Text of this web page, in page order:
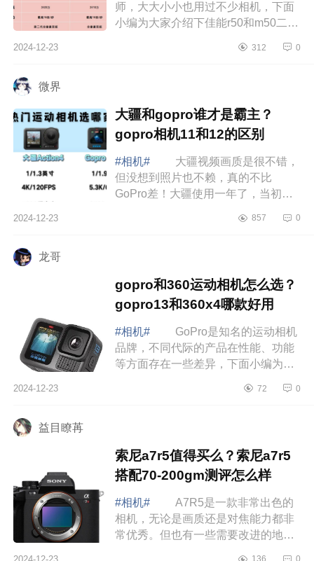
师，大大小小也用过不少相机，下面
小编为大家介绍下佳能r50和m50二代
值得买 佳能r50和m50二代有什么
2024-12-23 312 0
微界
大疆和gopro谁才是霸主？
gopro相机11和12的区别
#相机#
大疆视频画质是很不错，
但没想到照片也不赖，真的不比
GoPro差！大疆使用一年了，当初买
因退坑了，下面小编为大家介绍下大
2024-12-23 857 0
龙哥
gopro和360运动相机怎么选？
gopro13和360x4哪款好用
#相机#
GoPro是知名的运动相机
品牌，不同代际的产品在性能、功能
等方面存在一些差异，下面小编为大
选？gopro13和360x4哪款好用
2024-12-23 72 0
益目瞭苒
索尼a7r5值得买么？索尼a7r5
搭配70-200gm测评怎么样
#相机#
A7R5是一款非常出色的
相机，无论是画质还是对焦能力都非
常优秀。但也有一些需要改进的地
2024-12-23 136 0